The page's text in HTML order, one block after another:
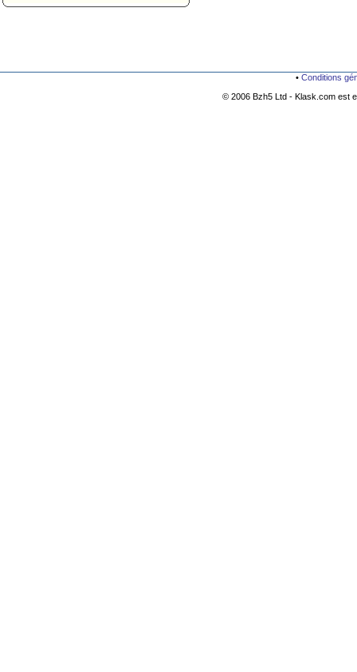
• Conditions
© 2006 Bzh5 Ltd - Klask.com est